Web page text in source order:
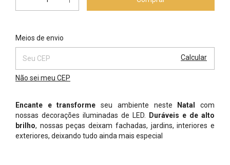
Entregas para o CEP:
Meios de envio
Calcular
Não sei meu CEP
Encante e transforme seu ambiente neste Natal
com
nossas decorações iluminadas de LED.
Duráveis e de alto
brilho, nossas peças deixam fachadas, jardins, interiores e
exteriores, deixando tudo ainda mais especial